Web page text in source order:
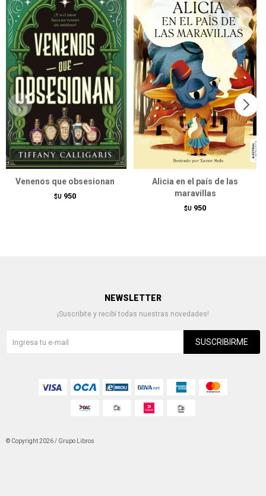
Venenos que obsesionan
$U 950
Alicia en el país de las
maravillas
$U 950
NEWSLETTER
¡Suscribite y recibí todas nuestras novedades!
SUSCRIBIRME
© Copyright 2026 / Grupo Libros